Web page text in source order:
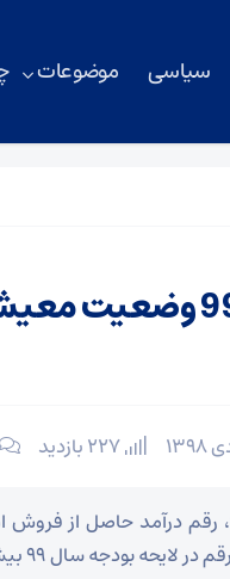
سیاسی موضوعات
تصویب لایحه بودجه 99
در حالی که در لایحه بودجه سال 98، رقم درآمد
حدود 4 هزار